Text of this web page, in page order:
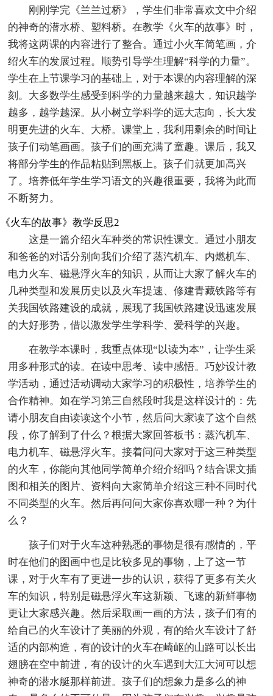
刚刚学完《兰兰过桥》，学生们非常喜欢文中介绍
的神奇的潜水桥、塑料桥。在教学《火车的故事》时，
我将这两课的内容进行了整合。通过小火车简笔画，介
绍火车的发展过程。顺势引导学生理解“科学的力量”。
学生在上节课学习的基础上，对于本课的内容理解的深
刻。大多数学生感受到科学的力量越来越大，知识越学
越多，越学越深。从小树立学科学的远大志向，长大发
明更先进的火车、大桥。课堂上，我利用剩余的时间让
孩子们动笔画画。孩子们的画充满了童趣。课后，我又
将部分学生的作品粘贴到黑板上。孩子们就更加高兴
了。培养低年学生学习语文的兴趣很重要，我将为此而
不断努力。
《火车的故事》教学反思2
这是一篇介绍火车种类的常识性课文。通过小朋友
和爸爸的对话分别向我们介绍了蒸汽机车、内燃机车、
电力火车、磁悬浮火车的知识，从而让大家了解火车的
几种类型和发展历史以及火车提速、修建青藏铁路等有
关我国铁路建设的成就，展现了我国铁路建设迅速发展
的大好形势，借以激发学生学科学、爱科学的兴趣。
在教学本课时，我重点体现“以读为本”，让学生采
用多种形式的读。在读中思考、读中感悟。巧妙设计教
学活动，通过活动调动大家学习的积极性，培养学生的
合作精神。如在学习第三自然段时我是这样设计的：先
请小朋友自由读读这个小节，然后问大家读了这个自然
段，你了解到了什么？根据大家回答板书：蒸汽机车、
电力机车、磁悬浮火车。接着问问大家对于这三种类型
的火车，你能向其他同学简单介绍介绍吗？结合课文插
图和相关的图片、资料向大家简单介绍这三种不同时代
不同类型的火车。然后再问问大家你喜欢哪一种？为什
么？
孩子们对于火车这种熟悉的事物是很有感情的，平
时在他们的图画中也是比较多见的事物，上了这一节
课，对于火车有了更进一步的认识，获得了更多有关火
车的知识，特别是磁悬浮火车这新颖、飞速的新鲜事物
更让大家感兴趣。然后采取画一画的方法，孩子们有的
给自己的火车设计了美丽的外观，有的给火车设计了舒
适的内部构造，有的设计的火车在崎岖的山路可以长出
翅膀在空中前进，有的设计的火车遇到大江大河可以想
神奇的潜水艇那样前进。孩子们的想象力是多么的神